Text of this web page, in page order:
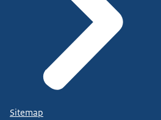
Sitemap